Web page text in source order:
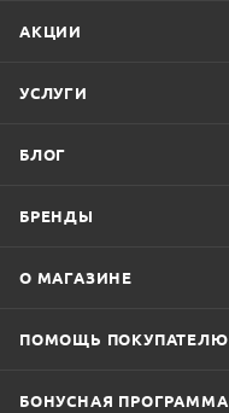
АКЦИИ
УСЛУГИ
БЛОГ
БРЕНДЫ
О МАГАЗИНЕ
ПОМОЩЬ ПОКУПАТЕЛЮ
БОНУСНАЯ ПРОГРАММА